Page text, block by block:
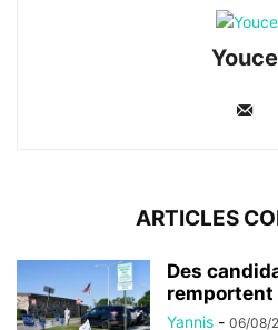
ARTICLES
Des
remportent
Yannis - 06/08/